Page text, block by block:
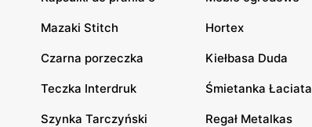
Mazaki Stitch Hortex
Czarna porzeczka Kiełbasa Duda
Teczka Interdruk Śmietanka Łaciata
Szynka Tarczyński Regał Metalkas